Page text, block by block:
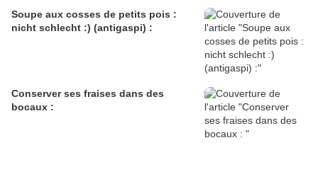
Soupe aux cosses de petits pois :
nicht schlecht :) (antigaspi) :
Conserver ses fraises dans des
bocaux :